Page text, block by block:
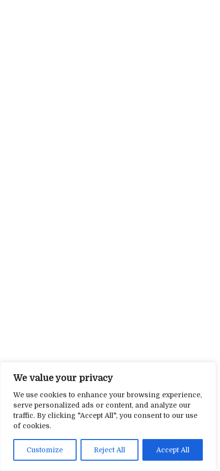
We value your privacy
We use cookies to enhance your browsing experience,
serve personalized ads or content, and analyze our
traffic. By clicking "Accept All", you consent to our use
of cookies.
Customize Reject All Accept All